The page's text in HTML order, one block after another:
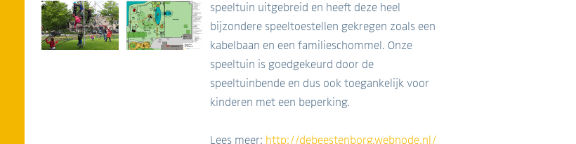
speeltuin uitgebreid en heeft deze heel
bijzondere speeltoestellen gekregen zoals een
kabelbaan en een familieschommel. Onze
speeltuin is goedgekeurd door de
speeltuinbende en dus ook toegankelijk voor
kinderen met een beperking.
Lees meer: http://debeestenborg.webnode.nl/